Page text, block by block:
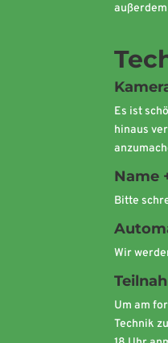
Es ist
hinaus
Name
Bitte
Wir
Um am
Technik